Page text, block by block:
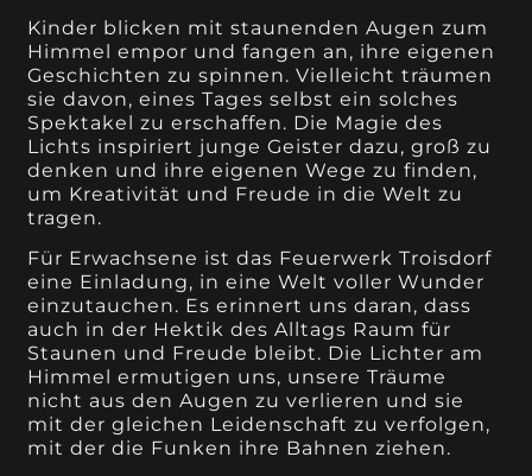
Kinder blicken mit staunenden Augen zum
Himmel empor und fangen an, ihre eigenen
Geschichten zu spinnen. Vielleicht träumen
sie davon, eines Tages selbst ein solches
Spektakel zu erschaffen. Die Magie des
Lichts inspiriert junge Geister dazu, groß zu
denken und ihre eigenen Wege zu finden,
um Kreativität und Freude in die Welt zu
tragen.
Für Erwachsene ist das Feuerwerk Troisdorf
eine Einladung, in eine Welt voller Wunder
einzutauchen. Es erinnert uns daran, dass
auch in der Hektik des Alltags Raum für
Staunen und Freude bleibt. Die Lichter am
Himmel ermutigen uns, unsere Träume
nicht aus den Augen zu verlieren und sie
mit der gleichen Leidenschaft zu verfolgen,
mit der die Funken ihre Bahnen ziehen.